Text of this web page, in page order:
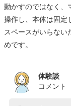
動かすのではなく、
操作し、本体は固定
スペースがいらない
めです。
体験談
コメント